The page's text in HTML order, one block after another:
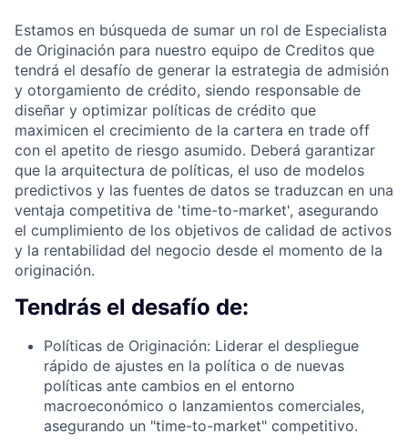
Estamos en búsqueda de sumar un rol de Especialista
de Originación para nuestro equipo de Creditos que
tendrá el desafío de generar la estrategia de admisión
y otorgamiento de crédito, siendo responsable de
diseñar y optimizar políticas de crédito que
maximicen el crecimiento de la cartera en trade off
con el apetito de riesgo asumido. Deberá garantizar
que la arquitectura de políticas, el uso de modelos
predictivos y las fuentes de datos se traduzcan en una
ventaja competitiva de 'time-to-market', asegurando
el cumplimiento de los objetivos de calidad de activos
y la rentabilidad del negocio desde el momento de la
originación.
Tendrás el desafío de:
Políticas de Originación: Liderar el despliegue
rápido de ajustes en la política o de nuevas
políticas ante cambios en el entorno
macroeconómico o lanzamientos comerciales,
asegurando un "time-to-market" competitivo.